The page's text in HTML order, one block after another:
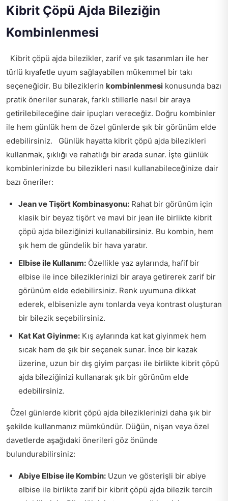
Kibrit Çöpü Ajda Bileziğin
Kombinlenmesi
Kibrit çöpü ajda bilezikler, zarif ve şık tasarımları ile her
türlü kıyafetle uyum sağlayabilen mükemmel bir takı
seçeneğidir. Bu bileziklerin kombinlenmesi konusunda bazı
pratik öneriler sunarak, farklı stillerle nasıl bir araya
getirilebileceğine dair ipuçları vereceğiz. Doğru kombinler
ile hem günlük hem de özel günlerde şık bir görünüm elde
edebilirsiniz. Günlük hayatta kibrit çöpü ajda bilezikleri
kullanmak, şıklığı ve rahatlığı bir arada sunar. İşte günlük
kombinlerinizde bu bilezikleri nasıl kullanabileceğinize dair
bazı öneriler:
Jean ve Tişört Kombinasyonu: Rahat bir görünüm için
klasik bir beyaz tişört ve mavi bir jean ile birlikte kibrit
çöpü ajda bileziğinizi kullanabilirsiniz. Bu kombin, hem
şık hem de gündelik bir hava yaratır.
Elbise ile Kullanım: Özellikle yaz aylarında, hafif bir
elbise ile ince bileziklerinizi bir araya getirerek zarif bir
görünüm elde edebilirsiniz. Renk uyumuna dikkat
ederek, elbisenizle aynı tonlarda veya kontrast oluşturan
bir bilezik seçebilirsiniz.
Kat Kat Giyinme: Kış aylarında kat kat giyinmek hem
sıcak hem de şık bir seçenek sunar. İnce bir kazak
üzerine, uzun bir dış giyim parçası ile birlikte kibrit çöpü
ajda bileziğinizi kullanarak şık bir görünüm elde
edebilirsiniz.
Özel günlerde kibrit çöpü ajda bileziklerinizi daha şık bir
şekilde kullanmanız mümkündür. Düğün, nişan veya özel
davetlerde aşağıdaki önerileri göz önünde
bulundurabilirsiniz:
Abiye Elbise ile Kombin: Uzun ve gösterişli bir abiye
elbise ile birlikte zarif bir kibrit çöpü ajda bilezik tercih